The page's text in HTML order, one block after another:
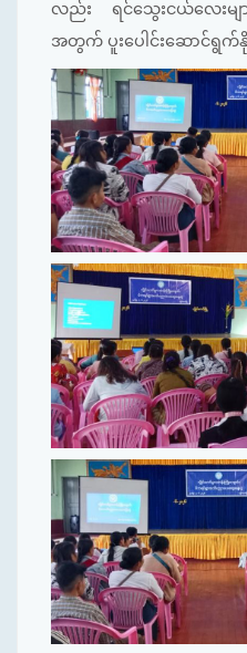
လည်း ရင်သွေးငယ်လေးမ
အတွက် ပူးပေါင်းဆောင်ရွက်